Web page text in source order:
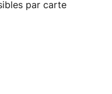
par carte